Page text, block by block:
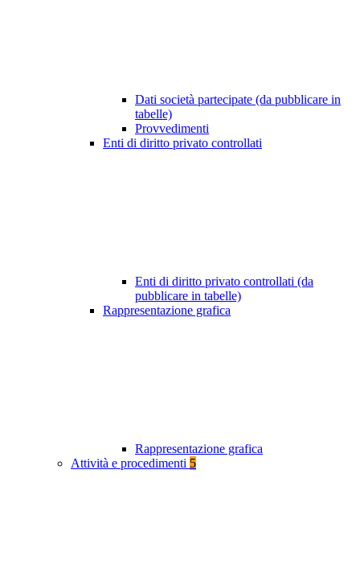
Dati società partecipate (da pubblicare in
tabelle)
Provvedimenti
Enti di diritto privato controllati
Enti di diritto privato controllati (da
pubblicare in tabelle)
Rappresentazione grafica
Rappresentazione grafica
Attività e procedimenti 5